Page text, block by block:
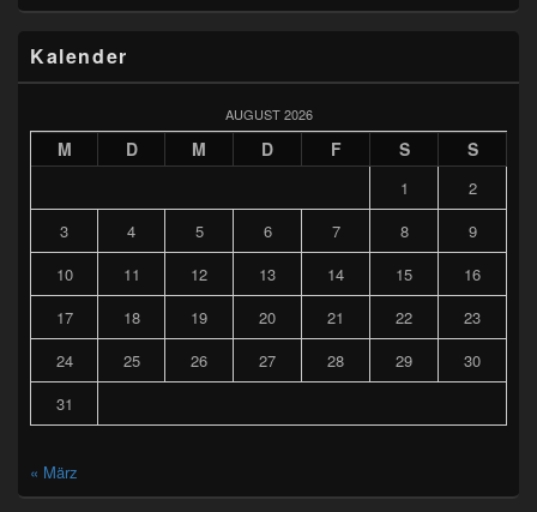
Kalender
AUGUST 2026
M D M D F S S
1
2
3
4 5 6 7 8
9
10
11 12 13 14 15
16
17
18 19 20 21 22
23
24
25 26 27 28 29
30
31
« März